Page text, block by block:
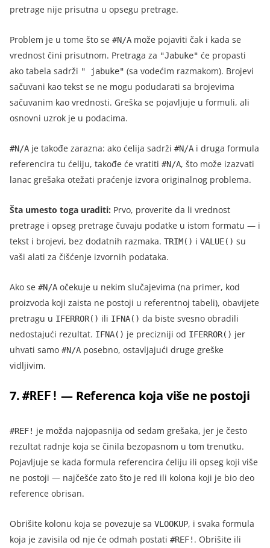
pretrage nije prisutna u opsegu pretrage.
Problem je u tome što se #N/A može pojaviti čak i kada se
vrednost čini prisutnom. Pretraga za "Jabuke" će propasti
ako tabela sadrži " jabuke" (sa vodećim razmakom). Brojevi
sačuvani kao tekst se ne mogu podudarati sa brojevima
sačuvanim kao vrednosti. Greška se pojavljuje u formuli, ali
osnovni uzrok je u podacima.
#N/A je takođe zarazna: ako ćelija sadrži #N/A i druga formula
referencira tu ćeliju, takođe će vratiti #N/A, što može izazvati
lanac grešaka otežati praćenje izvora originalnog problema.
Šta umesto toga uraditi: Prvo, proverite da li vrednost
pretrage i opseg pretrage čuvaju podatke u istom formatu — i
tekst i brojevi, bez dodatnih razmaka. TRIM() i VALUE() su
vaši alati za čišćenje izvornih podataka.
Ako se #N/A očekuje u nekim slučajevima (na primer, kod
proizvoda koji zaista ne postoji u referentnoj tabeli), obavijete
pretragu u IFERROR() ili IFNA() da biste svesno obradili
nedostajući rezultat. IFNA() je precizniji od IFERROR() jer
uhvati samo #N/A posebno, ostavljajući druge greške
vidljivim.
7.#REF! — Referenca koja više ne postoji
#REF! je možda najopasnija od sedam grešaka, jer je često
rezultat radnje koja se činila bezopasnom u tom trenutku.
Pojavljuje se kada formula referencira ćeliju ili opseg koji više
ne postoji — najčešće zato što je red ili kolona koji je bio deo
reference obrisan.
Obrišite kolonu koja se povezuje sa VLOOKUP, i svaka formula
koja je zavisila od nje će odmah postati #REF! . Obrišite ili